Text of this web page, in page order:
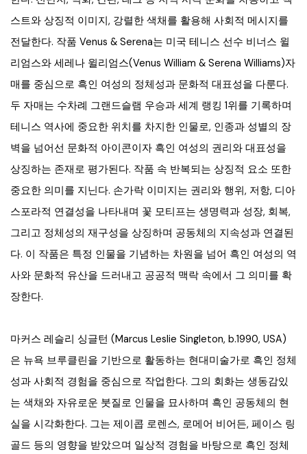
스트와 상징적 이미지, 강렬한 색채를 활용해 사회적 메시지를
전달한다. 작품 Venus & Serena는 미국 테니스 선수 비너스 윌
리엄스와 세레나 윌리엄스(Venus William & Serena Williams)자
매를 중심으로 흑인 여성의 정체성과 문화적 대표성을 다룬다.
두 자매는 수차례 그랜드슬램 우승과 세계 랭킹 1위를 기록하며
테니스 역사에 중요한 위치를 차지한 인물로, 인종과 성별의 장
벽을 넘어선 문화적 아이콘이자 흑인 여성의 권리와 대표성을
상징하는 존재로 평가된다. 작품 속 반복되는 상징적 요소 또한
중요한 의미를 지닌다. 손가락 이미지는 권리와 행위, 저항, 디아
스포라적 연결성을 나타내며 꽃 모티프는 생명력과 성장, 회복,
그리고 정체성의 재구성을 상징하며 공동체의 지속성과 연결된
다. 이 작품은 특정 인물을 기념하는 차원을 넘어 흑인 여성의 역
사와 문화적 유산을 드러내고 공공적 맥락 속에서 그 의미를 확
장한다.
마커스 레슬리 싱글턴 (Marcus Leslie Singleton, b.1990, USA)
은 뉴욕 브루클린을 기반으로 활동하는 현대미술가로 흑인 정체
성과 사회적 경험을 중심으로 작업한다. 그의 회화는 생동감있
는 색채와 자유로운 붓질로 인물을 묘사하며 흑인 공동체의 현
실을 시각화한다. 그는 제이콥 로렌스, 로메어 비어든, 페이스 링
골드 등의 영향을 받았으며 일상적 경험을 바탕으로 흑인 정체